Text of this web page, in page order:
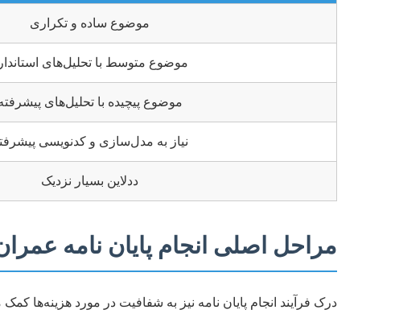
موضوع ساده و تکراری
موضوع متوسط با تحلیل‌های
موضوع پیچیده با تحلیل‌های
نیاز به مدل‌سازی و کدنویسی
ددلاین بسیار نزدیک
مراحل اصلی انجام پایان نامه
درک فرآیند انجام پایان نامه نیز به شفافیت در مورد